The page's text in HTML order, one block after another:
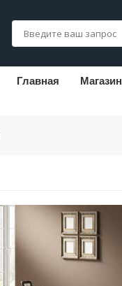
Главная Магазин